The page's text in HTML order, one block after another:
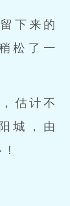
下来的
松了一
估计不
城，由